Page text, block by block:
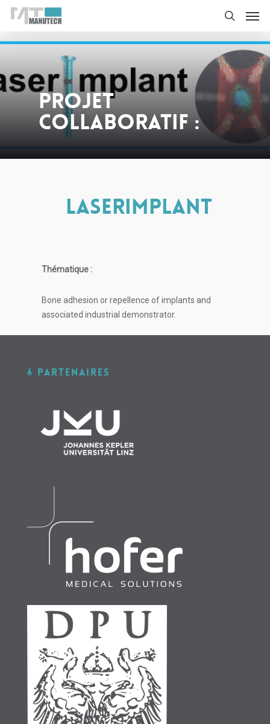
Projet
collaboratif :
LASERIMPLANT
Thématique :
Bone adhesion or repellence of implants and
associated industrial demonstrator.
6 PARTENAIRES